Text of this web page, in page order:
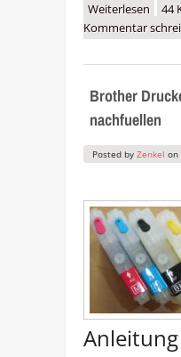
Weiterlesenüber
PGI-
44
Kommentar
Brother
nachfuellen
Posted by Zenkel on